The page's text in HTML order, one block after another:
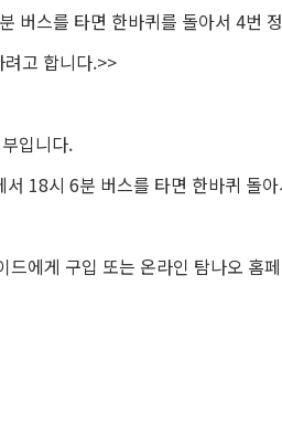
버스를 타면 한바퀴를 돌아서 4번
고 합니다.>>
입니다.
18시 6분 버스를 타면 한바퀴 돌
드에게 구입 또는 온라인 탐나오